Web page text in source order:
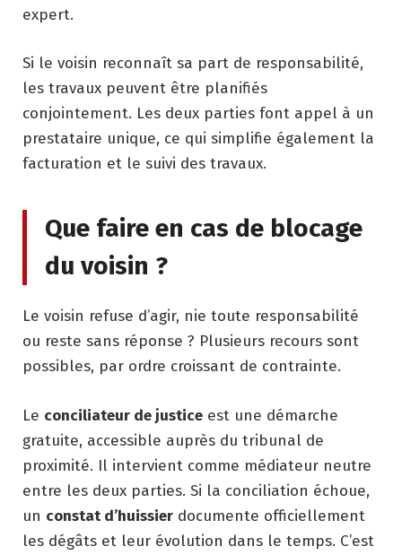
expert.
Si le voisin reconnaît sa part de responsabilité,
les travaux peuvent être planifiés
conjointement. Les deux parties font appel à un
prestataire unique, ce qui simplifie également la
facturation et le suivi des travaux.
Que faire en cas de blocage
du voisin ?
Le voisin refuse d’agir, nie toute responsabilité
ou reste sans réponse ? Plusieurs recours sont
possibles, par ordre croissant de contrainte.
Le conciliateur de justice est une démarche
gratuite, accessible auprès du tribunal de
proximité. Il intervient comme médiateur neutre
entre les deux parties. Si la conciliation échoue,
un constat d’huissier documente officiellement
les dégâts et leur évolution dans le temps. C’est